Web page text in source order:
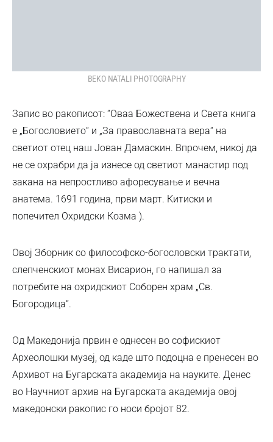
BEKO NATALI PHOTOGRAPHY
Запис во ракописот: “Оваа Божествена и Света книга
е „Богословието“ и „За православната вера“ на
светиот отец наш Јован Дамаскин. Впрочем, никој да
не се охрабри да ја изнесе од светиот манастир под
закана на непростливо афоресување и вечна
анатема. 1691 година, први март. Китиски и
попечител Охридски Козма ).
Овој Зборник со философско-богословски трактати,
слепченскиот монах Висарион, го напишал за
потребите на охридскиот Соборен храм „Св.
Богородица“.
Од Македонија првин е однесен во софискиот
Археолошки музеј, од каде што подоцна е пренесен во
Архивот на Бугарската академија на науките. Денес
во Научниот архив на Бугарската академија овој
македонски ракопис го носи бројот 82.